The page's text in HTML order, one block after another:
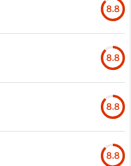
8.8
8.8
8.8
8.8